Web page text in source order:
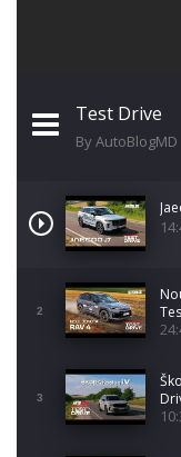
Test Drive
By AutoBlogMD
2
3